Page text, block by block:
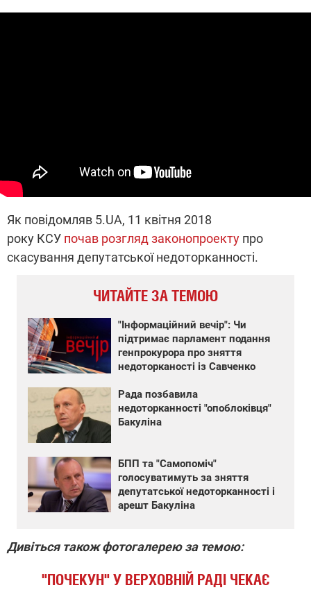
Як повідомляв 5.UA, 11 квітня 2018
року КСУ почав розгляд законопроекту про
скасування депутатської недоторканності.
ЧИТАЙТЕ ЗА ТЕМОЮ
"Інформаційний вечір": Чи
підтримає парламент подання
генпрокурора про зняття
недоторканості із Савченко
Рада позбавила
недоторканності "опоблоківця"
Бакуліна
БПП та "Самопоміч"
голосуватимуть за зняття
депутатської недоторканності і
арешт Бакуліна
Дивіться також фотогалерею за темою:
"ПОЧЕКУН" У ВЕРХОВНІЙ РАДІ ЧЕКАЄ